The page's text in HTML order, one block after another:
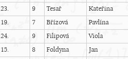
23.
9 Tesař Kateřina
19. 7 Břízová Pavlína
24. 9 Filipová Viola
15. 8 Foldyna Jan